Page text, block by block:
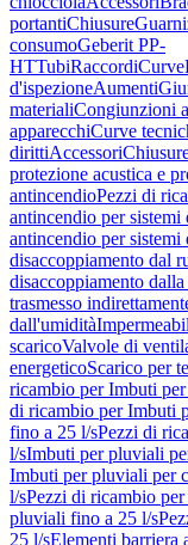
portantiChiusure
consumoGeberit PP-
HTTubiRaccordiCurve
d'ispezioneAumenti
materialiCongiunzioni
apparecchiCurve
dirittiAccessori
protezione acustica e
antincendioPezzi di
antincendio per sistemi
antincendio per sistemi
disaccoppiamento dal
disaccoppiamento
trasmesso
dall'umidità
scaricoValvole di
energeticoScarico per
ricambio per Imbuti
di ricambio per Imbuti
fino a 25 l/sPezzi di
l/sImbuti per pluviali
Imbuti per pluviali per
l/sPezzi di ricambio
pluviali fino a 25 l/s
25 l/sElementi barriera